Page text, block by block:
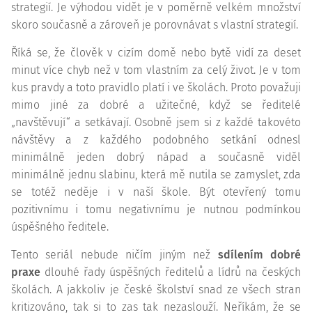
strategií. Je výhodou vidět je v poměrně velkém množství
skoro současně a zároveň je porovnávat s vlastní strategií.
Říká se, že člověk v cizím domě nebo bytě vidí za deset
minut více chyb než v tom vlastním za celý život. Je v tom
kus pravdy a toto pravidlo platí i ve školách. Proto považuji
mimo jiné za dobré a užitečné, když se ředitelé
„navštěvují“ a setkávají. Osobně jsem si z každé takovéto
návštěvy a z každého podobného setkání odnesl
minimálně jeden dobrý nápad a současně viděl
minimálně jednu slabinu, která mě nutila se zamyslet, zda
se totéž neděje i v naší škole. Být otevřený tomu
pozitivnímu i tomu negativnímu je nutnou podmínkou
úspěšného ředitele.
Tento seriál nebude ničím jiným než sdílením dobré
praxe dlouhé řady úspěšných ředitelů a lídrů na českých
školách. A jakkoliv je české školství snad ze všech stran
kritizováno, tak si to zas tak nezaslouží. Neříkám, že se